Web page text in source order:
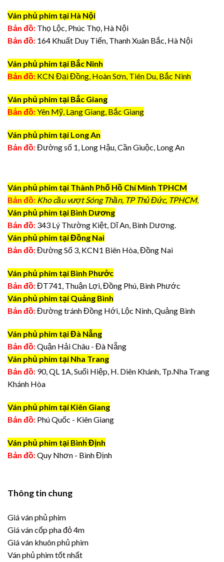
Ván phủ phim tại Hà Nội
Bản đồ: Thọ Lộc, Phúc Thọ, Hà Nội
Bản đồ: 164 Khuất Duy Tiến, Thanh Xuân Bắc, Hà Nội
Ván phủ phim tại Bắc Ninh
Bản đồ: KCN Đại Đồng, Hoàn Sơn, Tiên Du, Bắc Ninh
Ván phủ phim tại Bắc Giang
Bản đồ:Yên Mỹ, Lạng Giang, Bắc Giang
Ván phủ phim tại Long An
Bản đồ:Đường số 1, Long Hậu, Cần Giuộc, Long An
Ván phủ phim tại Thành Phố Hồ Chí Minh TPHCM
Bản đồ: Kho cầu vượt Sóng Thần, TP Thủ Đức, TPHCM.
Ván phủ phim tại Bình Dương
Bản đồ: 343 Lý Thường Kiệt, Dĩ An, Bình Dương.
Ván phủ phim tại Đồng Nai
Bản đồ:Đường Số 3, KCN1 Biên Hòa, Đồng Nai
Ván phủ phim tại Bình Phước
Bản đồ:ĐT741, Thuận Lợi, Đồng Phú, Bình Phước
Ván phủ phim tại Quảng Bình
Bản đồ:Đường tránh Đồng Hới, Lộc Ninh, Quảng Bình
Ván phủ phim tại Đà Nẵng
Bản đồ:Quận Hải Châu - Đà Nẵng
Ván phủ phim tại Nha Trang
Bản đồ: 90, QL 1A, Suối Hiệp, H. Diên Khánh, Tp.Nha Trang
Khánh Hòa
Ván phủ phim tại Kiên Giang
Bản đồ: Phú Quốc - Kiên Giang
Ván phủ phim tại Bình Định
Bản đồ:Quy Nhơn - Bình Định
Thông tin chung
Giá ván phủ phim
Giá ván cốp pha đỏ 4m
Giá ván khuôn phủ phim
Ván phủ phim tốt nhất